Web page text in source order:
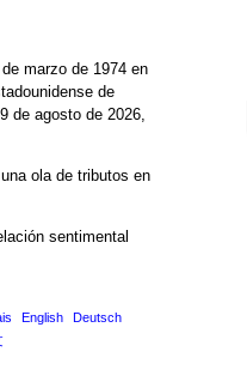
de marzo de 1974 en
de
de agosto de 2026,
ola de tributos en
sentimental
English
Deutsch